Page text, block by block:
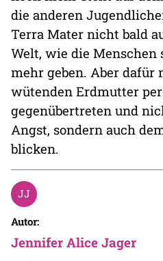
die anderen
Terra Mater nicht bald
Welt, wie die Menschen
mehr geben. Aber dafür
wütenden Erdmutter
gegenübertreten und
Angst, sondern auch
blicken.
Autor:
Jennifer Alice Jager